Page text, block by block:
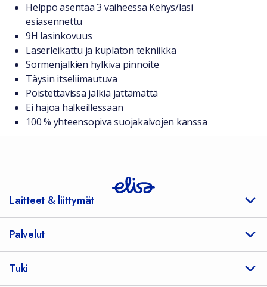
Helppo asentaa 3 vaiheessa Kehys/lasi
esiasennettu
9H lasinkovuus
Laserleikattu ja kuplaton tekniikka
Sormenjälkien hylkivä pinnoite
Täysin itseliimautuva
Poistettavissa jälkiä jättämättä
Ei hajoa halkeillessaan
100 % yhteensopiva suojakalvojen kanssa
Laitteet & liittymät
Palvelut
Tuki